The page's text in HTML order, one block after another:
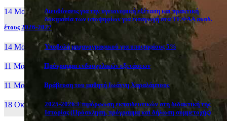
14 Μαι, 26
Διευθύνσεις για την υγειονομική εξέταση και πρακτική
δοκιμασία των υποψηφίων για εισαγωγή στα ΤΕΦΑΑ ακαδ.
έτους 2026-2027
14 Μαι, 26 Yποβολή μηχανογραφικού για υποψηφίους 5%
11 Μαι, 26 Πρόγραμμα ενδοσχολικών εξετάσεων
11 Μαι, 26 Βράβευση του μαθητή Ιωάννη Χαραλάμπους
18 Οκτ, 25
2025-2026:Επιμόρφωση εκπαιδευτικών στη διδακτική της
Ιστορίας (Πρόσκληση, πρόγραμμα και δήλωση συμμετοχής)